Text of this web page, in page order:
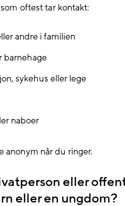
oftest tar kontakt:
andre i familien
barnehage
sykehus eller lege
naboer
anonym når du ringer.
eller
eller en ungdom?